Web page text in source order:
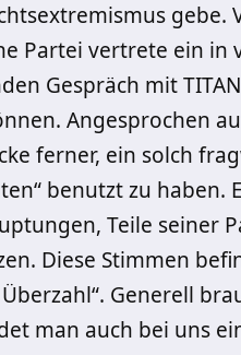
gebe.
Partei vertrete ein in
Gespräch mit
Angesprochen
ferner, ein solch
benutzt zu haben.
Teile seiner
Diese Stimmen
Generell
man auch bei uns